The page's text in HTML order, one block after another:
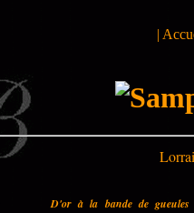
|
D'or à la bande de gueules